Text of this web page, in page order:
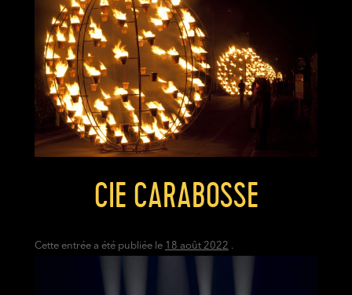
CIE CARABOSSE
Cette entrée a été publiée le 18 août 2022 .